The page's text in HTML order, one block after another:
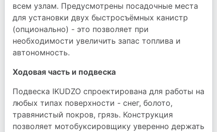
всем узлам. Предусмотрены посадочные места
для установки двух быстросъёмных канистр
(опционально) - это позволяет при
необходимости увеличить запас топлива и
автономность.
Ходовая часть и подвеска
Подвеска IKUDZO спроектирована для работы на
любых типах поверхности - снег, болото,
травянистый покров, грязь. Конструкция
позволяет мотобуксировщику уверенно держать